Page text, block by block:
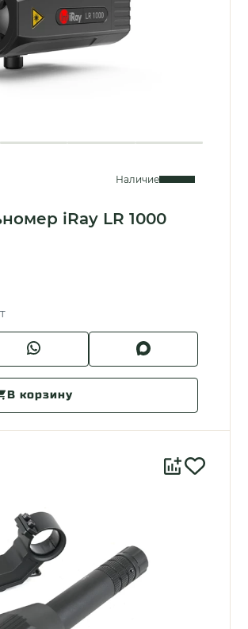
Наличие
iRay LR 1000
В корзину